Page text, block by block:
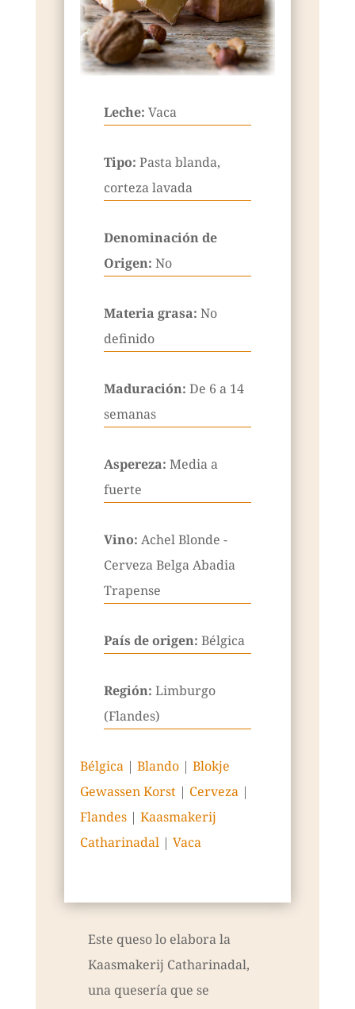
Leche: Vaca
Tipo: Pasta blanda,
corteza lavada
Denominación de
Origen: No
Materia grasa: No
definido
Maduración: De 6 a 14
semanas
Aspereza: Media a
fuerte
Vino: Achel Blonde -
Cerveza Belga Abadia
Trapense
País de origen: Bélgica
Región: Limburgo
(Flandes)
Bélgica| Blando| Blokje
Gewassen Korst| Cerveza|
Flandes| Kaasmakerij
Catharinadal| Vaca
Este queso lo elabora la
Kaasmakerij Catharinadal,
una quesería que se